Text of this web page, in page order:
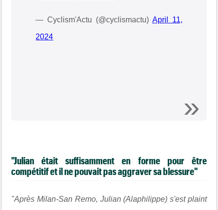
— Cyclism'Actu (@cyclismactu) April 11,
2024
"Julian était suffisamment en forme pour être
compétitif et il ne pouvait pas aggraver sa blessure"
"Après Milan-San Remo, Julian (Alaphilippe) s'est plaint